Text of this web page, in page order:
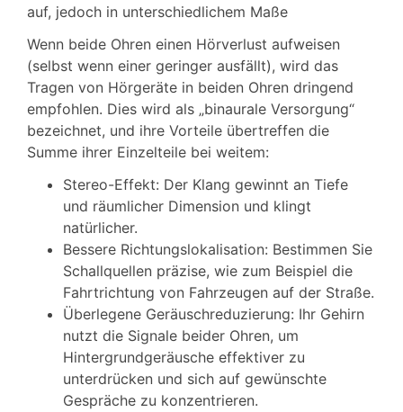
auf, jedoch in unterschiedlichem Maße
Wenn beide Ohren einen Hörverlust aufweisen
(selbst wenn einer geringer ausfällt), wird das
Tragen von Hörgeräte in beiden Ohren dringend
empfohlen. Dies wird als „binaurale Versorgung“
bezeichnet, und ihre Vorteile übertreffen die
Summe ihrer Einzelteile bei weitem:
Stereo-Effekt: Der Klang gewinnt an Tiefe
und räumlicher Dimension und klingt
natürlicher.
Bessere Richtungslokalisation: Bestimmen Sie
Schallquellen präzise, wie zum Beispiel die
Fahrtrichtung von Fahrzeugen auf der Straße.
Überlegene Geräuschreduzierung: Ihr Gehirn
nutzt die Signale beider Ohren, um
Hintergrundgeräusche effektiver zu
unterdrücken und sich auf gewünschte
Gespräche zu konzentrieren.